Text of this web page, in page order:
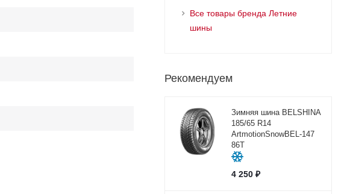
Все товары бренда Летние
шины
Рекомендуем
Зимняя шина BELSHINA
185/65 R14
ArtmotionSnowBEL-147
86T
4 250₽